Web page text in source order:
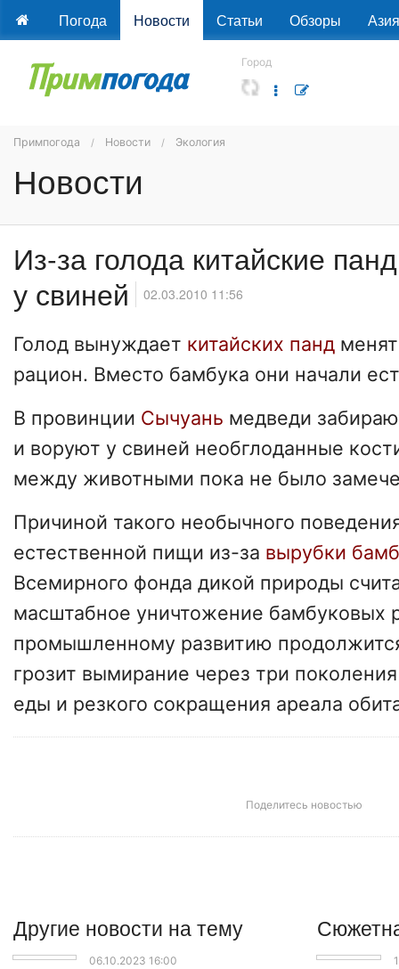
Погода Новости Статьи Обзоры Азия
Город
Примпогода Новости Экология
Новости
Из-за голода китайские
у свиней
02.03.2010 11:56
Голод вынуждает китайских панд
рацион. Вместо бамбука они начали
В провинции Сычуань медведи
и воруют у свиней необглоданные
между животными пока не было
Причиной такого необычного
естественной пищи из-за вырубки
Всемирного фонда дикой природы
масштабное уничтожение бамбуковых
промышленному развитию
грозит вымирание через три
еды и резкого сокращения ареала
Поделитесь новостью
Другие новости на тему
06.10.2023 16:00